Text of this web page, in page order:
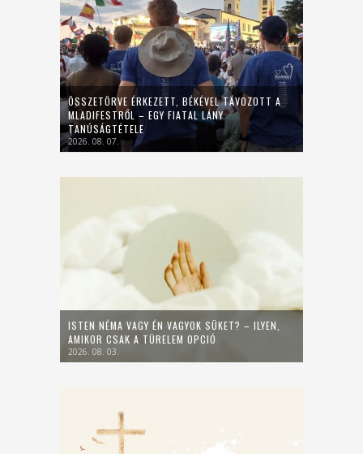
ÖSSZETÖRVE ÉRKEZETT, BÉKÉVEL TÁVOZOTT A
MLADIFESTRŐL – EGY FIATAL LÁNY
TANÚSÁGTÉTELE
2026. 08. 07.
ISTEN NÉMA VAGY ÉN VAGYOK SÜKET? – ILYEN,
AMIKOR CSAK A TÜRELEM OPCIÓ
2026. 08. 03.